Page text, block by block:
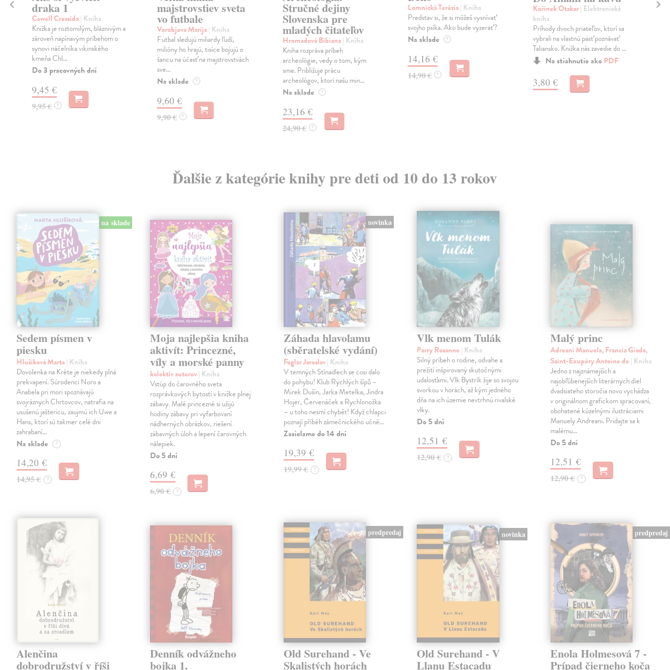
draka 1
Cowell Cressida| Kniha
Knižka je roztomilým, bláznivým a
zároveň napínavým príbehom o
synovi náčelníka vikinského
kmeňa Chl...
Do 3 pracovných dní
9,45 €
9,95 € ?
majstrovstiev sveta
vo futbale
Vorobjova Marija| Kniha
Futbal sledujú miliardy ľudí,
milióny ho hrajú, tisíce bojujú o
šancu na účasť na majstrovstvách
sve...
Na sklade ?
9,60 €
9,90 € ?
Stručné dejiny
Slovenska pre
mladých čitateľov
Hromadová Bibiana| Kniha
Kniha rozpráva príbeh
archeológie, vedy o tom, kým
sme. Približuje prácu
archeológov, ktorí našu min...
Na sklade ?
23,16 €
24,90 € ?
Lomnická Terézia| Kniha
Predstav si, že si môžeš vysnívať
svojho psíka. Ako bude vyzerať?
Na sklade ?
14,16 €
14,90 € ?
Kořínek Otakar| Elektronická
kniha
Príhody dvoch priateľov, ktorí sa
vybrali na vlastnú päsť poznávať
Taliansko. Knižka nás zavedie do ...
Na stiahnutie ako PDF
3,80 €
Ďalšie z kategórie knihy pre deti od 10 do 13 rokov
na sklade
Sedem písmen v
piesku
Hlušíková Marta| Kniha
Dovolenka na Kréte je niekedy plná
prekvapení. Súrodenci Noro a
Anabela pri mori spoznávajú
svojráznych Chrtovcov, natrafia na
usušenú jaštericu, zaujmú ich Uwe a
Hans, ktorí sú takmer celé dni
zahrabaní…
Na sklade ?
14,20 €
14,95 € ?
Moja najlepšia kniha
aktivít: Princezné,
víly a morské panny
kolektív autorov| Kniha
Vstúp do čarovného sveta
rozprávkových bytostí v knižke plnej
zábavy. Malé princezné si užijú
hodiny zábavy pri vyfarbovaní
nádherných obrázkov, riešení
zábavných úloh a lepení čarovných
nálepiek.
Do 5 dní
6,69 €
6,90 € ?
novinka
Záhada hlavolamu
(sběratelské vydání)
Foglar Jaroslav| Kniha
V temných Stínadlech se cosi dalo
do pohybu! Klub Rychlých šípů –
Mirek Dušín, Jarka Metelka, Jindra
Hojer, Červenáček a Rychlonožka
– u toho nesmí chybět! Když chlapci
poznají příběh zámečnického učně…
Zasielame do 14 dní
19,39 €
19,99 € ?
Vlk menom Tulák
Parry Rosanne | Kniha
Silný príbeh o rodine, odvahe a
prežití inšpirovaný skutočnými
udalosťami. Vlk Bystrík žije so svojou
svorkou v horách, až kým jedného
dňa na ich územie nevtrhnú rivalské
vlky.
Do 5 dní
12,51 €
12,90 € ?
Malý princ
Adreani Manuela, Francia Giada,
Saint-Exupéry Antoine de | Kniha
Jedno z najznámejších a
najobľúbenejších literárnych diel
dvadsiateho storočia novo vychádza
v originálnom grafickom spracovaní,
obohatené kúzelnými ilustráciami
Manuely Andreani. Pridajte sa k
malému…
Do 5 dní
12,51 €
12,90 € ?
Alenčina
dobrodružství v říši
Denník odvážneho
bojka 1.
predpredaj
Old Surehand - Ve
Skalistých horách
novinka
Old Surehand - V
Llanu Estacadu
predpredaj
Enola Holmesová 7 -
Prípad čierneho koča